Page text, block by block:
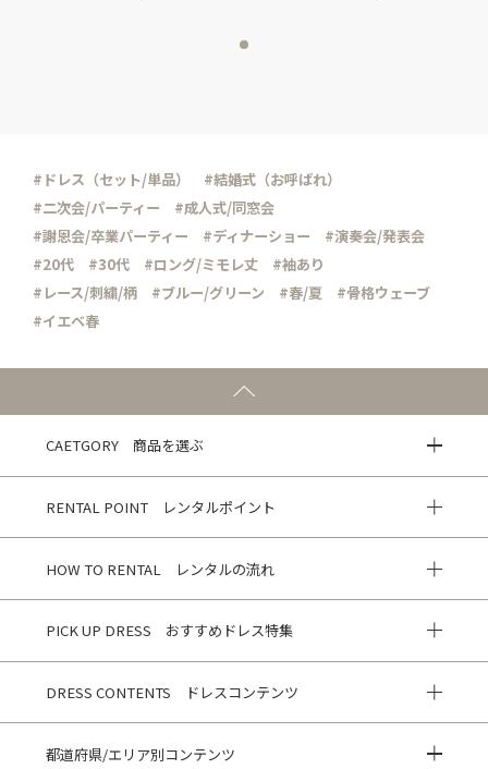
#ドレス（セット/単品）
#結婚式（お呼ばれ）
#二次会/パーティー
#成人式/同窓会
#謝恩会/卒業パーティー
#ディナーショー
#演奏会/発表会
#20代
#30代 #ロング/ミモレ丈
#袖あり
#レース/刺繍/柄
#ブルー/グリーン #春/夏
#骨格ウェーブ
#イエベ春
CAETGORY 商品を選ぶ
RENTAL POINT レンタルポイント
HOW TO RENTAL レンタルの流れ
PICK UP DRESS おすすめドレス特集
DRESS CONTENTS ドレスコンテンツ
都道府県/エリア別コンテンツ